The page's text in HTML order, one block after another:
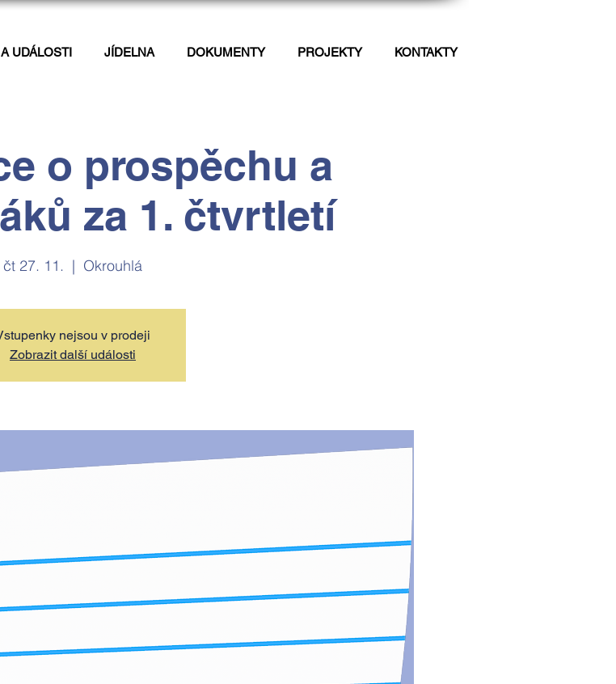
UDÁLOSTI JÍDELNA DOKUMENTY PROJEKTY KONTAKTY
o prospěchu a
za 1. čtvrtletí
čt 27. 11.
  |
Okrouhlá
nejsou v prodeji
Zobrazit další události